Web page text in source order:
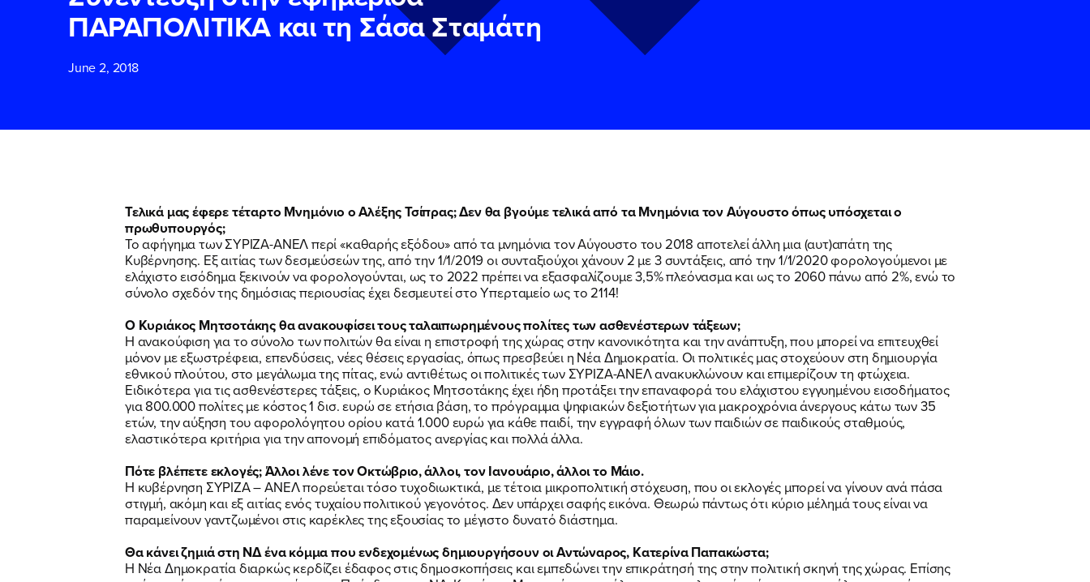
ΠΑΡΑΠΟΛΙΤΙΚΑ και τη Σάσα Σταμάτη
June 2, 2018
Τελικά μας έφερε τέταρτο Μνημόνιο ο Αλέξης Τσίπρας; Δεν θα βγούμε τελικά από τα Μνημόνια τον Αύγουστο όπως υπόσχεται ο
πρωθυπουργός;
Το αφήγημα των ΣΥΡΙΖΑ-ΑΝΕΛ περί «καθαρής εξόδου» από τα μνημόνια τον Αύγουστο του 2018 αποτελεί άλλη μια (αυτ)απάτη της
Κυβέρνησης. Εξ αιτίας των δεσμεύσεών της, από την 1/1/2019 οι συνταξιούχοι χάνουν 2 με 3 συντάξεις, από την 1/1/2020 φορολογούμενοι με
ελάχιστο εισόδημα ξεκινούν να φορολογούνται, ως το 2022 πρέπει να εξασφαλίζουμε 3,5% πλεόνασμα και ως το 2060 πάνω από 2%, ενώ το
σύνολο σχεδόν της δημόσιας περιουσίας έχει δεσμευτεί στο Υπερταμείο ως το 2114!
Ο Κυριάκος Μητσοτάκης θα ανακουφίσει τους ταλαιπωρημένους πολίτες των ασθενέστερων τάξεων;
Η ανακούφιση για το σύνολο των πολιτών θα είναι η επιστροφή της χώρας στην κανονικότητα και την ανάπτυξη, που μπορεί να επιτευχθεί
μόνον με εξωστρέφεια, επενδύσεις, νέες θέσεις εργασίας, όπως πρεσβεύει η Νέα Δημοκρατία. Οι πολιτικές μας στοχεύουν στη δημιουργία
εθνικού πλούτου, στο μεγάλωμα της πίτας, ενώ αντιθέτως οι πολιτικές των ΣΥΡΙΖΑ-ΑΝΕΛ ανακυκλώνουν και επιμερίζουν τη φτώχεια.
Ειδικότερα για τις ασθενέστερες τάξεις, ο Κυριάκος Μητσοτάκης έχει ήδη προτάξει την επαναφορά του ελάχιστου εγγυημένου εισοδήματος
για 800.000 πολίτες με κόστος 1 δισ. ευρώ σε ετήσια βάση, το πρόγραμμα ψηφιακών δεξιοτήτων για μακροχρόνια άνεργους κάτω των 35
ετών, την αύξηση του αφορολόγητου ορίου κατά 1.000 ευρώ για κάθε παιδί, την εγγραφή όλων των παιδιών σε παιδικούς σταθμούς,
ελαστικότερα κριτήρια για την απονομή επιδόματος ανεργίας και πολλά άλλα.
Πότε βλέπετε εκλογές; Άλλοι λένε τον Οκτώβριο, άλλοι, τον Ιανουάριο, άλλοι το Μάιο.
Η κυβέρνηση ΣΥΡΙΖΑ – ΑΝΕΛ πορεύεται τόσο τυχοδιωκτικά, με τέτοια μικροπολιτική στόχευση, που οι εκλογές μπορεί να γίνουν ανά πάσα
στιγμή, ακόμη και εξ αιτίας ενός τυχαίου πολιτικού γεγονότος. Δεν υπάρχει σαφής εικόνα. Θεωρώ πάντως ότι κύριο μέλημά τους είναι να
παραμείνουν γαντζωμένοι στις καρέκλες της εξουσίας το μέγιστο δυνατό διάστημα.
Θα κάνει ζημιά στη ΝΔ ένα κόμμα που ενδεχομένως δημιουργήσουν οι Αντώναρος, Κατερίνα Παπακώστα;
Η Νέα Δημοκρατία διαρκώς κερδίζει έδαφος στις δημοσκοπήσεις και εμπεδώνει την επικράτησή της στην πολιτική σκηνή της χώρας. Επίσης
Αποδέχομαι τηνΠολιτική Προστασίας Προσωπικών Δεδομένωνκαι τους τουςΌρους Χρήσηςτου
δικτυακού τόπου του Πολιτικού Γραφείου της Βουλευτού Νίκης Κεραμέως
ΥΠΟΒΟΛΗ
Αποδέχομαι τηνΠολιτική Προστασίας Προσωπικών Δεδομένωνκαι τους τουςΌρους Χρήσηςτου
δικτυακού τόπου του Πολιτικού Γραφείου της Βουλευτού Νίκης Κεραμέως
ΥΠΟΒΟΛΗ